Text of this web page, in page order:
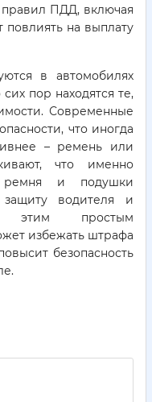
ПДД, включая
на выплату
в автомобилях
пор находятся те,
Современные
что иногда
– ремень или
что именно
ремня и подушки
защиту водителя и
этим простым
избежать штрафа
безопасность